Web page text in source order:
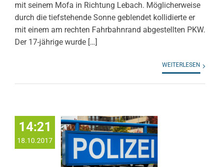
mit seinem Mofa in Richtung Lebach. Möglicherweise
durch die tiefstehende Sonne geblendet kollidierte er
mit einem am rechten Fahrbahnrand abgestellten PKW.
Der 17-jährige wurde […]
WEITERLESEN
14:21
18.10.2017